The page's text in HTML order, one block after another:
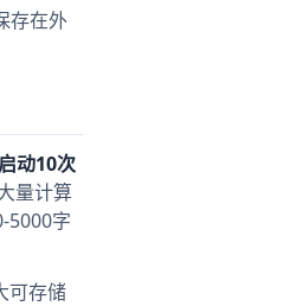
存在外
动10次
量计算
5000字
可存储